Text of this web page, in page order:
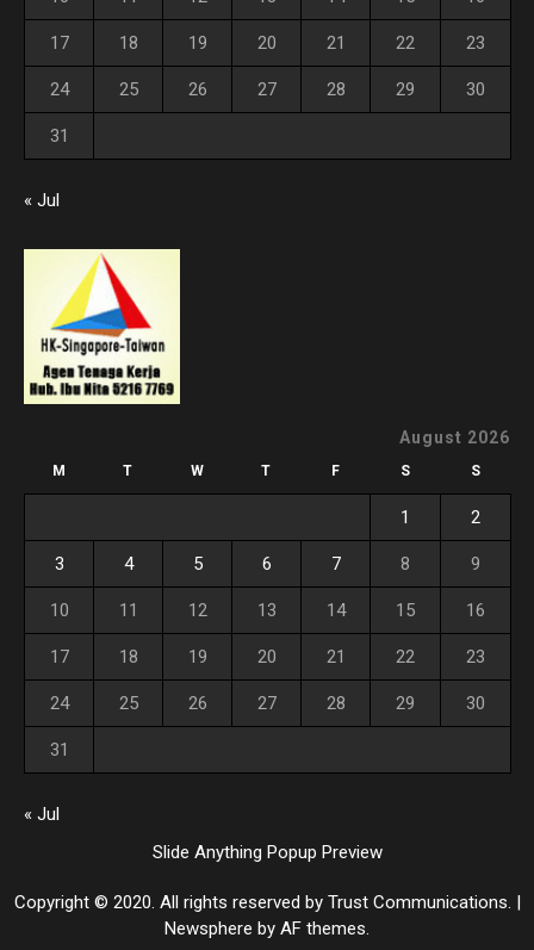
17 18 19 20 21 22 23
24 25 26 27 28 29 30
31
« Jul
August 2026
M T W T F S S
1 2
3 4 5 6 7 8 9
10 11 12 13 14 15 16
17 18 19 20 21 22 23
24 25 26 27 28 29 30
31
« Jul
Slide Anything Popup Preview
Copyright © 2020. All rights reserved by Trust Communications. |
Newsphere by AF themes.